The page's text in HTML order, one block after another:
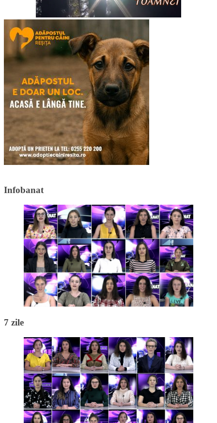
Infobanat
7 zile